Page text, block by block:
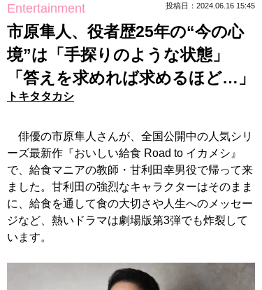
Entertainment 投稿日：2024.06.16 15:45
市原隼人、役者歴25年の“今の心
境”は「手探りのような状態」
「答えを求めれば求めるほど…」
トキタタカシ
俳優の市原隼人さんが、全国公開中の人気シリ
ーズ最新作『おいしい給食 Road to イカメシ』
で、給食マニアの教師・甘利田幸男役で帰って来
ました。甘利田の強烈なキャラクターはそのまま
に、給食を通して食の大切さや人生へのメッセー
ジなど、熱いドラマは劇場版第3弾でも炸裂して
います。